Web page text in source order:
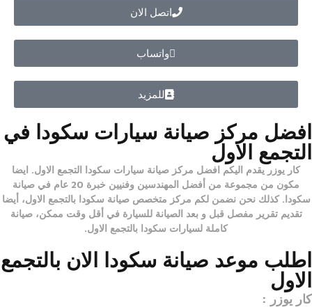
اتصل الان
واتساب
للمزيد
افضل مركز صيانة سيارات سكودا في
التجمع الاول
كار يوزر يقدم اليكم افضل مركز صيانة سيارات سكودا التجمع الاول. ايضا
مكون من مجموعة من أفضل المهندسين وفنيين خبرة 20 عام في صيانة
سكودا. كذلك نحن نضمن لكم مركز متخصص صيانة سكودا بالتجمع الاول، أيضا
تقديم تقرير مفصل قبل و بعد الصيانة للسيارة في أقل وقت ممكن، صيانة
كاملة لسيارات سكودا بالتجمع الاول.
اطلب موعد صيانة سكودا الان بالتجمع
الاول
كار يوزر :